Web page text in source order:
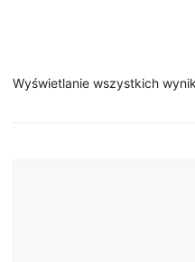
Wyświetlanie wszystkich